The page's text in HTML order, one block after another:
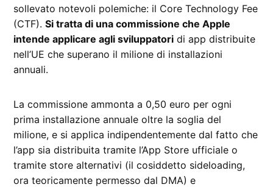
sollevato notevoli polemiche: il Core Technology Fee
(CTF).Si tratta di una commissione che Apple
intende applicare agli sviluppatori di app distribuite
nell’UE che superano il milione di installazioni
annuali.
La commissione ammonta a 0,50 euro per ogni
prima installazione annuale oltre la soglia del
milione, e si applica indipendentemente dal fatto che
l’app sia distribuita tramite l’App Store ufficiale o
tramite store alternativi (il cosiddetto sideloading,
ora teoricamente permesso dal DMA) e